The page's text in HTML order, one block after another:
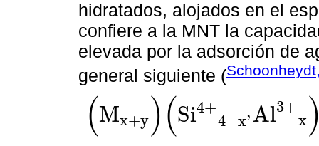
hidratados, alojados en el
confiere a la MNT la
elevada por la adsorción de
general siguiente (
(Mx+y)(Si4+ Al3+
x
4−x'
M x+y)(Si4+Al + 4 x') (A Mg 2+y2- y') O10 H)2